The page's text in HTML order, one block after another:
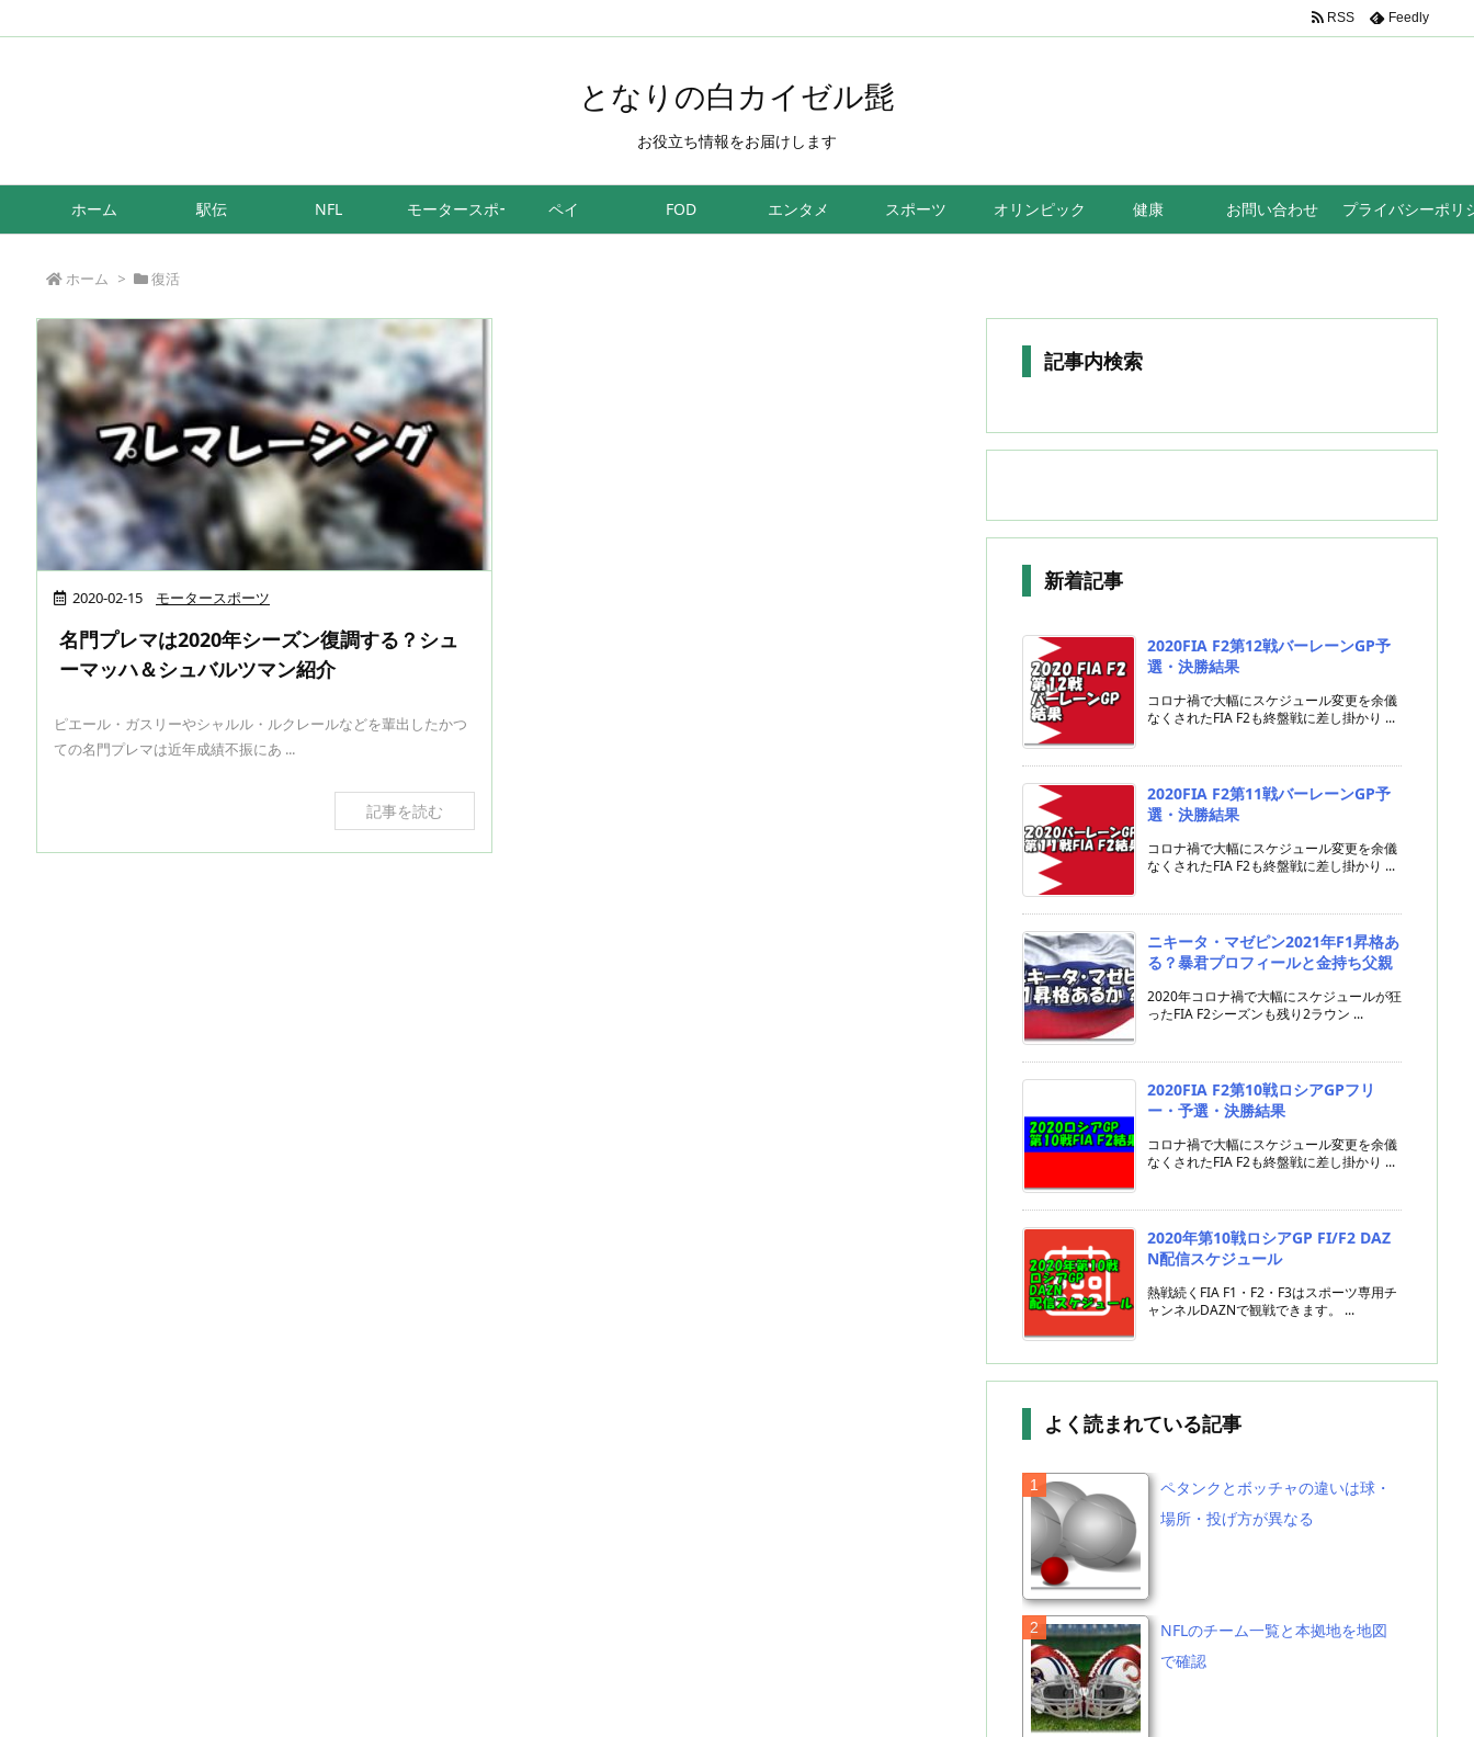
となりの白カイゼル髭
お役立ち情報をお届けします
ホーム 駅伝 NFL モータースポーツ ペイ FOD エンタメ スポーツ オリンピック 健康 お問い合わせ プライバシーポリ
RSS Feedly
ホーム > 復活
2020-02-15 モータースポーツ
名門プレマは2020年シーズン復調する？シュ
ーマッハ＆シュバルツマン紹介
ピエール・ガスリーやシャルル・ルクレールなどを輩出したかつ
ての名門プレマは近年成績不振にあ ...
記事を読む
記事内検索
新着記事
2020FIA F2第12戦バーレーンGP予
選・決勝結果
コロナ禍で大幅にスケジュール変更を余儀
なくされたFIA F2も終盤戦に差し掛かり ...
2020FIA F2第11戦バーレーンGP予
選・決勝結果
コロナ禍で大幅にスケジュール変更を余儀
なくされたFIA F2も終盤戦に差し掛かり ...
ニキータ・マゼピン2021年F1昇格あ
る？暴君プロフィールと金持ち父親
2020年コロナ禍で大幅にスケジュールが狂
ったFIA F2シーズンも残り2ラウン ...
2020FIA F2第10戦ロシアGPフリ
ー・予選・決勝結果
コロナ禍で大幅にスケジュール変更を余儀
なくされたFIA F2も終盤戦に差し掛かり ...
2020年第10戦ロシアGP FI/F2 DAZ
N配信スケジュール
熱戦続くFIA F1・F2・F3はスポーツ専用チ
ャンネルDAZNで観戦できます。 ...
よく読まれている記事
ペタンクとボッチャの違いは球・
場所・投げ方が異なる
NFLのチーム一覧と本拠地を地図
で確認